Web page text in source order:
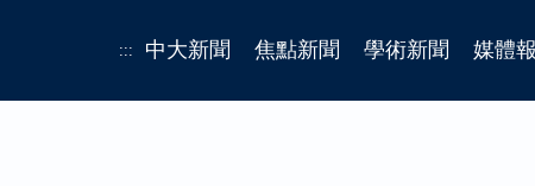
::: 中大新聞 焦點新聞 學術新聞 媒體